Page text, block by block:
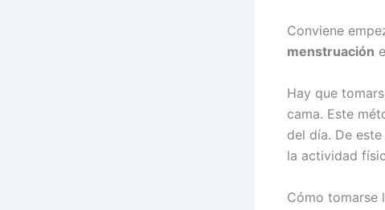
Conviene
menstruación
Hay que
cama. Este
del día. De
la actividad
Cómo tomarse